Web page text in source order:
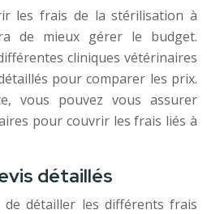
les frais de la stérilisation à
de mieux gérer le budget.
cliniques vétérinaires
pour comparer les prix.
vous pouvez vous assurer
pour couvrir les frais liés à
détaillés
de détailler les différents frais